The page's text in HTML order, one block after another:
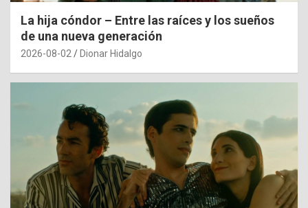
La hija cóndor – Entre las raíces y los sueños
de una nueva generación
2026-08-02 Dionar Hidalgo